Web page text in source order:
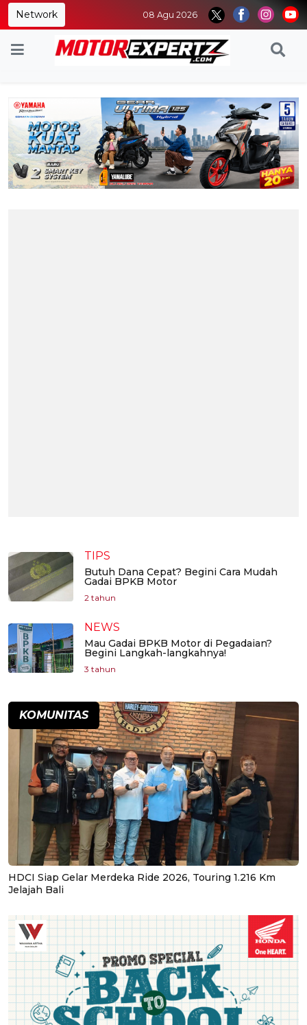
Network 08 Agu 2026
TIPS
Butuh Dana Cepat? Begini Cara Mudah
Gadai BPKB Motor
2 tahun
NEWS
Mau Gadai BPKB Motor di Pegadaian?
Begini Langkah-langkahnya!
3 tahun
KOMUNITAS
HDCI Siap Gelar Merdeka Ride 2026, Touring 1.216 Km
Jelajah Bali